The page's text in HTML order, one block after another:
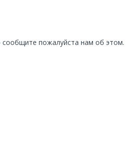
пожалуйста нам об этом.